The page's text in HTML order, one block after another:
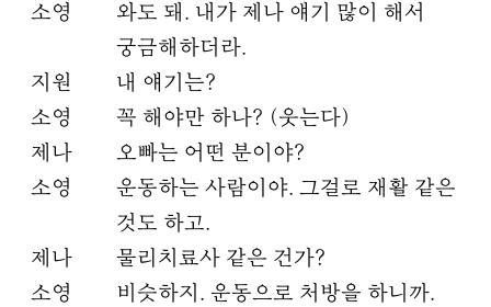
소영
와도 돼. 내가 제나 얘기 많이 해서
궁금해하더라.
지원
내 얘기는?
소영
꼭 해야만 하나? (웃는다)
제나
오빠는 어떤 분이야?
소영
운동하는 사람이야. 그걸로 재활 같은
것도 하고.
제나
물리치료사 같은 건가?
소영
비슷하지. 운동으로 처방을 하니까.